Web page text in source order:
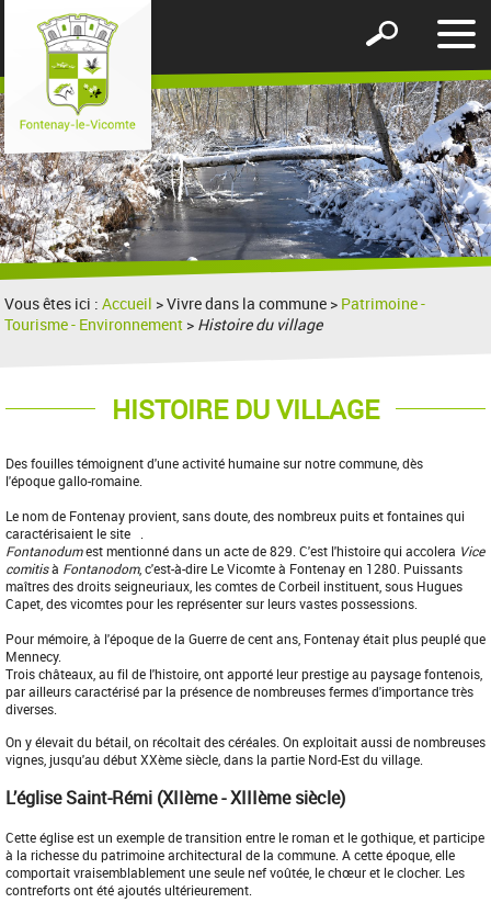
le
Afficher
formulaire
de
recherche
Vous êtes ici :Accueil > Vivre dans la commune > Patrimoine -
Tourisme - Environnement > Histoire du village
HISTOIRE DU VILLAGE
Des fouilles témoignent d'une activité humaine sur notre commune, dès
l'époque gallo-romaine.
Le nom de Fontenay provient, sans doute, des nombreux puits et fontaines qui
caractérisaient le site .
Fontanodumest mentionné dans un acte de 829. C'est l'histoire qui accolera Vice
comitisà Fontanodom, c'est-à-dire Le Vicomte à Fontenay en 1280. Puissants
maîtres des droits seigneuriaux, les comtes de Corbeil instituent, sous Hugues
Capet, des vicomtes pour les représenter sur leurs vastes possessions.
Pour mémoire, à l'époque de la Guerre de cent ans, Fontenay était plus peuplé que
Mennecy.
Trois châteaux, au fil de l'histoire, ont apporté leur prestige au paysage fontenois,
par ailleurs caractérisé par la présence de nombreuses fermes d'importance très
diverses.
On y élevait du bétail, on récoltait des céréales. On exploitait aussi de nombreuses
vignes, jusqu'au début XXème siècle, dans la partie Nord-Est du village.
L’église Saint-Rémi (XIIème - XIIIème siècle)
Cette église est un exemple de transition entre le roman et le gothique, et participe
à la richesse du patrimoine architectural de la commune. A cette époque, elle
comportait vraisemblablement une seule nef voûtée, le chœur et le clocher. Les
contreforts ont été ajoutés ultérieurement.